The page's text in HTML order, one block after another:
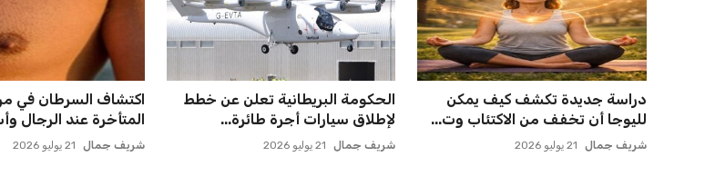
دراسة جديدة تكشف كيف يمكن
لليوجا أن تخفف من الاكتئاب وت...
شريف جمال 21 يوليو 2026
الحكومة البريطانية تعلن عن خطط
لإطلاق سيارات أجرة طائرة...
شريف جمال 21 يوليو 2026
اكتشاف السرطان في
المتأخرة عند الرجال
شريف جمال 21 يوليو 2026